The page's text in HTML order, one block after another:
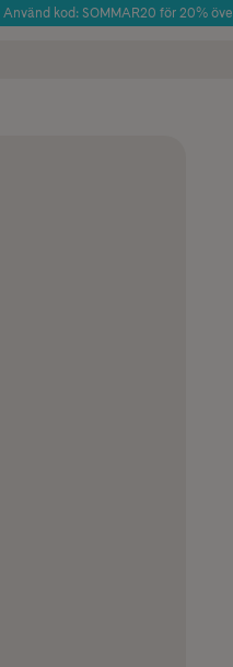
Använd kod: SOMMAR20 för 20%